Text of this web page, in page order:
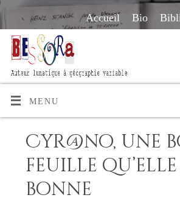
Accueil Bio
MENU
Cyr@no, une
feuille qu’elle
bonne